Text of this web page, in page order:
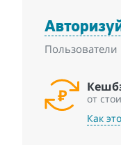
от
Как